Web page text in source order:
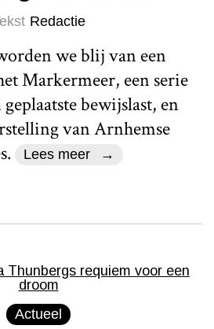
Redactie
we blij van een
Markermeer, een serie
bewijslast, en
van Arnhemse
Lees meer
Actueel